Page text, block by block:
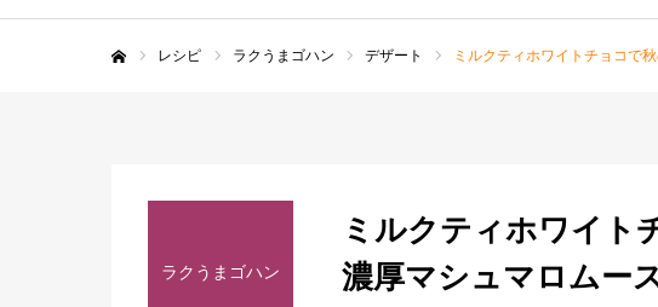
レシピ ラクうまゴハン デザート ミルクティホワイトチョコで
ラクうまゴハン
ミルクティホワイト
濃厚マシュマロムー